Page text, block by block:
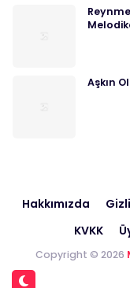
Aşkın
Hakkımızda
KVKK
Copyright © 2026